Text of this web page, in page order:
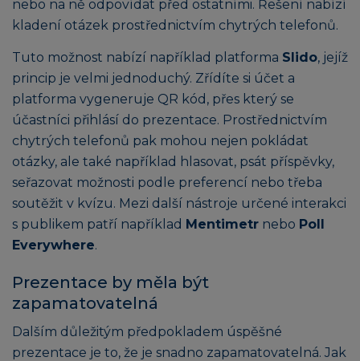
nebo na ně odpovídat před ostatními. Řešení nabízí
kladení otázek prostřednictvím chytrých telefonů.
Tuto možnost nabízí například platforma Slido, jejíž
princip je velmi jednoduchý. Zřídíte si účet a
platforma vygeneruje QR kód, přes který se
účastníci přihlásí do prezentace. Prostřednictvím
chytrých telefonů pak mohou nejen pokládat
otázky, ale také například hlasovat, psát příspěvky,
seřazovat možnosti podle preferencí nebo třeba
soutěžit v kvízu. Mezi další nástroje určené interakci
s publikem patří například Mentimetr nebo Poll
Everywhere.
Prezentace by měla být
zapamatovatelná
Dalším důležitým předpokladem úspěšné
prezentace je to, že je snadno zapamatovatelná. Jak